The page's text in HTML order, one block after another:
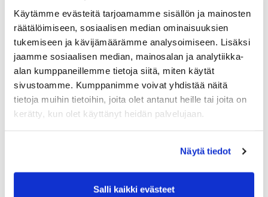
Käytämme evästeitä tarjoamamme sisällön ja mainosten
räätälöimiseen, sosiaalisen median ominaisuuksien
tukemiseen ja kävijämäärämme analysoimiseen. Lisäksi
jaamme sosiaalisen median, mainosalan ja analytiikka-
alan kumppaneillemme tietoja siitä, miten käytät
sivustoamme. Kumppanimme voivat yhdistää näitä
tietoja muihin tietoihin, joita olet antanut heille tai joita on
kerätty, kun olet käyttänyt heidän palvelujaan.
Näytä tiedot
Salli kaikki evästeet
9-reikäinen tasoituksellinen lyöntipeli.
Varaa oma lähtöaika ja ilmoittaudu klubille ennen
kierrosta (muista merkkaaja).
Kilpailumaksu 3e.
10 parhaan kierroksen PB tulokset lasketaan rankingiin.